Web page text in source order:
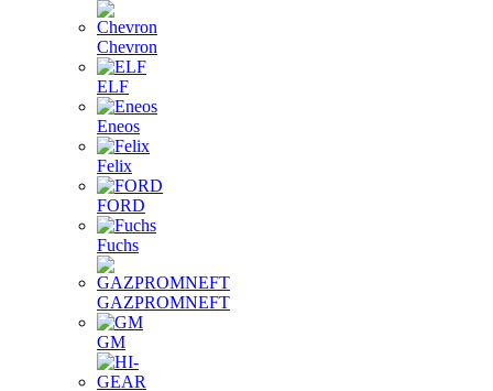
Chevron
ELF
Eneos
Felix
FORD
Fuchs
GAZPROMNEFT
GM